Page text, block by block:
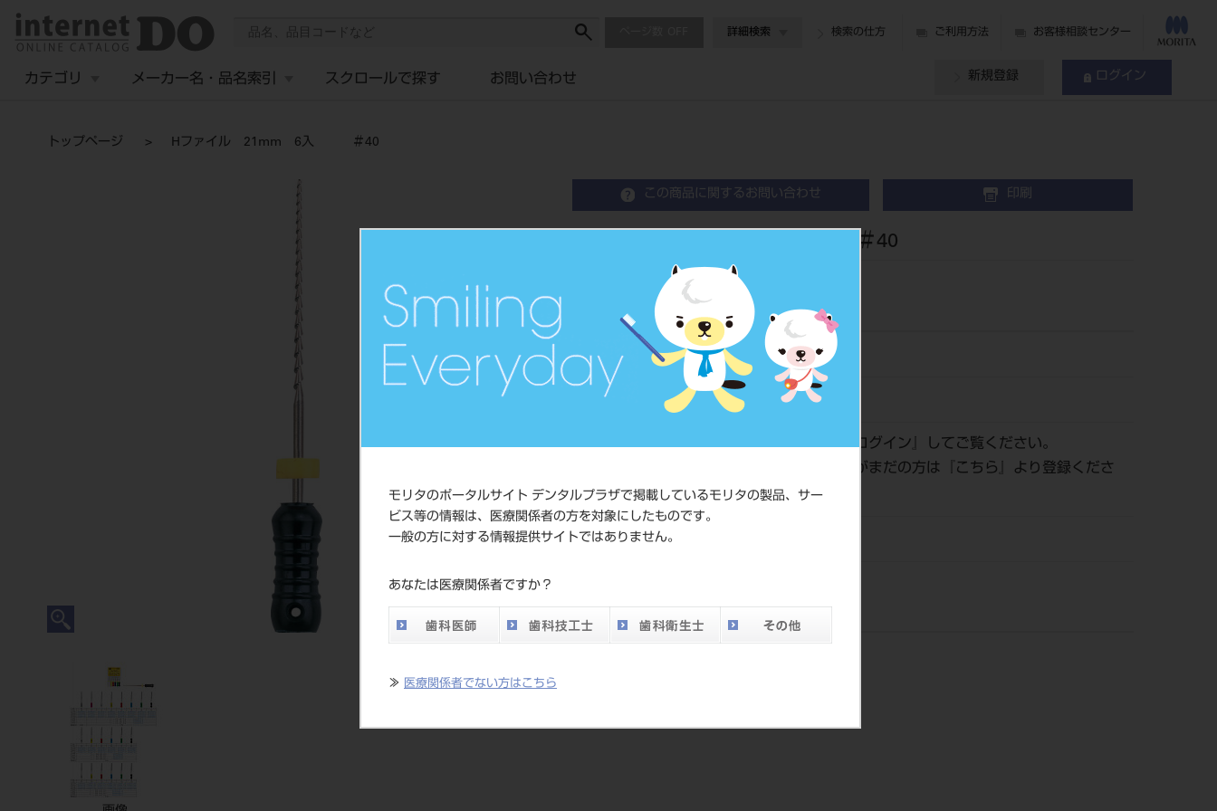
モリタのポータルサイト デンタルプラザで掲載しているモリタの製品、サー
ビス等の情報は、医療関係者の方を対象にしたものです。
一般の方に対する情報提供サイトではありません。
あなたは医療関係者ですか？
≫ 医療関係者でない方はこちら
詳細検索 検索の仕方 ご利用方法 お客様相談センター
カテゴリ メーカー名・品名索引 スクロールで探す お問い合わせ 新規登録 ログイン
トップページ Hファイル 21mm 6入 ＃40
この商品に関するお問い合わせ 印刷
Hファイル 21mm 6入 ＃40
Hedstroem-File
歯科用ファイル
品目コード 20239006440
JAN/EANコード 4546951502881
価格の確認は『ログイン 』してご覧ください。
ネット会員登録がまだの方は『
こちら
』より登録くださ
い。
メーカー
ジ